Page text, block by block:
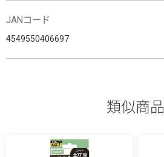
JANコード
4549550406697
類似商品